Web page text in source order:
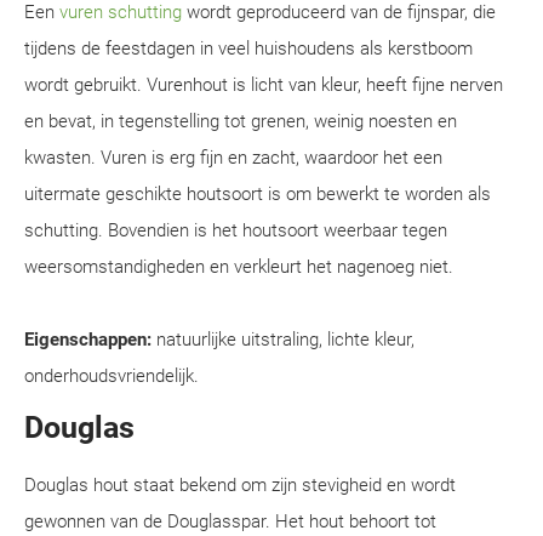
Een vuren schutting wordt geproduceerd van de fijnspar, die
tijdens de feestdagen in veel huishoudens als kerstboom
wordt gebruikt. Vurenhout is licht van kleur, heeft fijne nerven
en bevat, in tegenstelling tot grenen, weinig noesten en
kwasten. Vuren is erg fijn en zacht, waardoor het een
uitermate geschikte houtsoort is om bewerkt te worden als
schutting. Bovendien is het houtsoort weerbaar tegen
weersomstandigheden en verkleurt het nagenoeg niet.
Eigenschappen: natuurlijke uitstraling, lichte kleur,
onderhoudsvriendelijk.
Douglas
Douglas hout staat bekend om zijn stevigheid en wordt
gewonnen van de Douglasspar. Het hout behoort tot